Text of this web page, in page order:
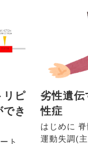
リピ
き
ト
劣性遺伝
性症
はじめに
運動失調(